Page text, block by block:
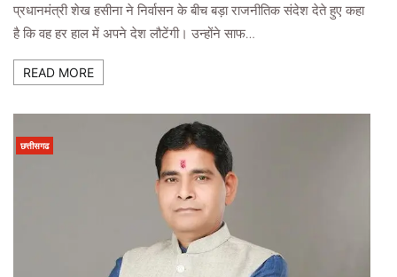
प्रधानमंत्री शेख हसीना ने निर्वासन के बीच बड़ा राजनीतिक संदेश देते हुए कहा
है कि वह हर हाल में अपने देश लौटेंगी। उन्होंने साफ…
READ MORE
छत्तीसगढ